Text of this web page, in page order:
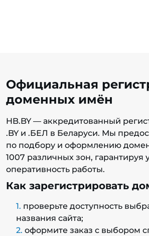
Официальная
доменных имён
HB.BY — аккредитованный
.BY и .БЕЛ в Беларуси. Мы
по подбору и оформлению
1007 различных зон, гарантируя
оперативность работы.
Как зарегистрировать
проверьте доступность
названия сайта;
оформите заказ с выбором